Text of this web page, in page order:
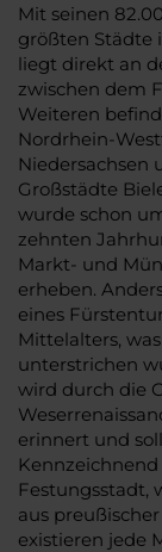
Mit seinen
größten Städte
liegt direkt an
zwischen dem
Weiteren
Nordrhein-
Niedersachsen
Großstädte
wurde schon
zehnten
Markt- und
erheben.
eines
Mittelalters,
unterstrichen
wird durch die
erinnert und
Festungsstadt,
aus
existieren jede